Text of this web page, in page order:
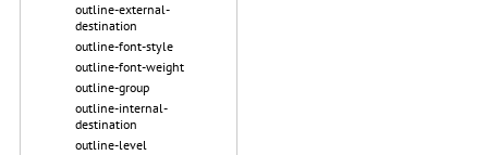
outline-external-
destination
outline-font-style
outline-font-weight
outline-group
outline-internal-
destination
outline-level